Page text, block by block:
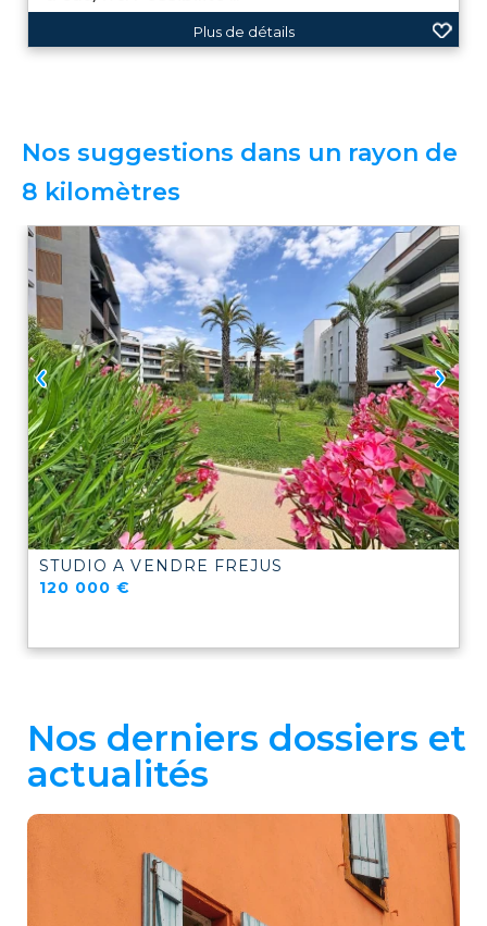
Plus de détails
Nos suggestions dans un rayon de
8 kilomètres
STUDIO A VENDRE FREJUS
120 000 €
Nos derniers dossiers et
actualités